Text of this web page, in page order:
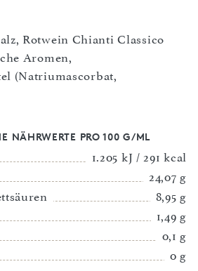
Rotwein Chianti Classico
Aromen,
(Natriumascorbat,
NÄHRWERTE PRO 100 G/ML
1.205 kJ / 291 kcal
24,07 g
8,95 g
1,49 g
0,1 g
0 g